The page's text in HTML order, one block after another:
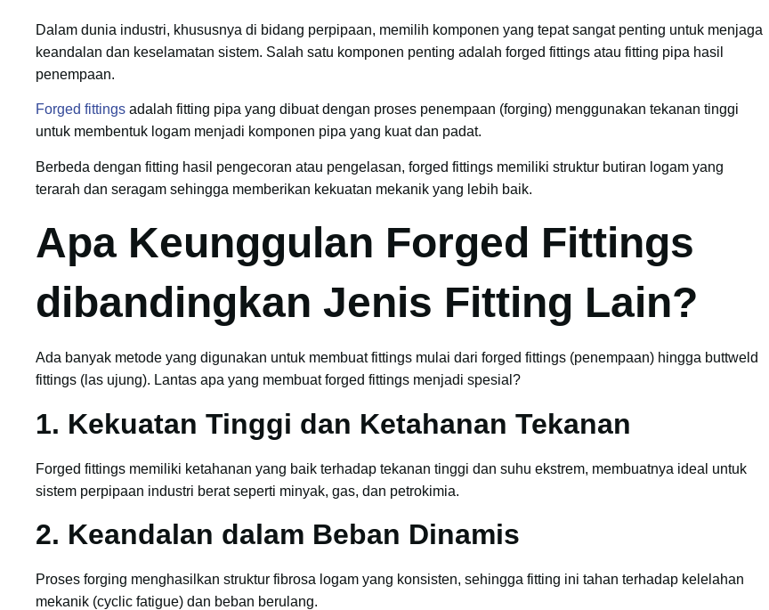
Dalam dunia industri, khususnya di bidang perpipaan, memilih komponen yang tepat sangat penting untuk menjaga
keandalan dan keselamatan sistem. Salah satu komponen penting adalah forged fittings atau fitting pipa hasil
penempaan.
Forged fittings adalah fitting pipa yang dibuat dengan proses penempaan (forging) menggunakan tekanan tinggi
untuk membentuk logam menjadi komponen pipa yang kuat dan padat.
Berbeda dengan fitting hasil pengecoran atau pengelasan, forged fittings memiliki struktur butiran logam yang
terarah dan seragam sehingga memberikan kekuatan mekanik yang lebih baik.
Apa Keunggulan Forged Fittings
dibandingkan Jenis Fitting Lain?
Ada banyak metode yang digunakan untuk membuat fittings mulai dari forged fittings (penempaan) hingga buttweld
fittings (las ujung). Lantas apa yang membuat forged fittings menjadi spesial?
1. Kekuatan Tinggi dan Ketahanan Tekanan
Forged fittings memiliki ketahanan yang baik terhadap tekanan tinggi dan suhu ekstrem, membuatnya ideal untuk
sistem perpipaan industri berat seperti minyak, gas, dan petrokimia.
2. Keandalan dalam Beban Dinamis
Proses forging menghasilkan struktur fibrosa logam yang konsisten, sehingga fitting ini tahan terhadap kelelahan
mekanik (cyclic fatigue) dan beban berulang.